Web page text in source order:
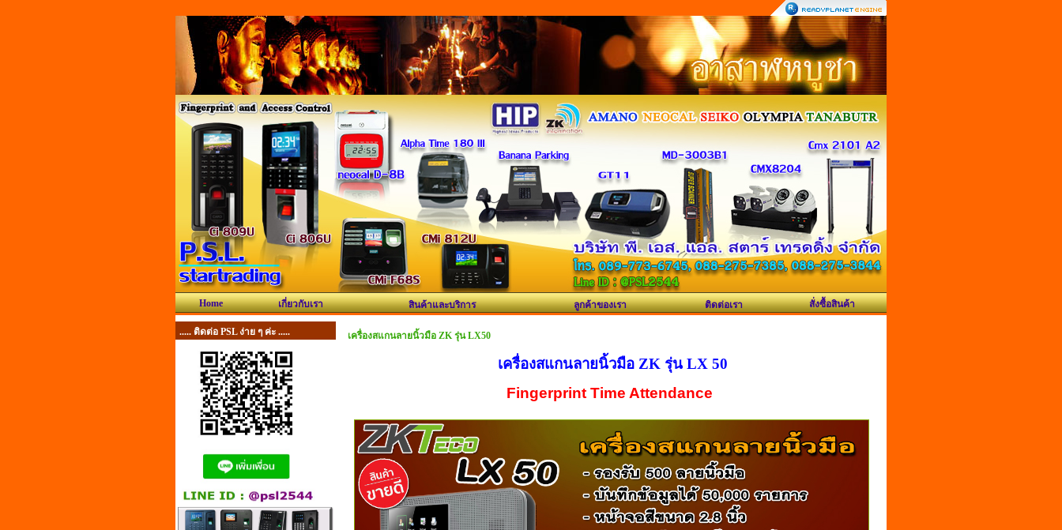
Home เกี่ยวกับเรา สินค้าและบริการ ลูกค้าของเรา ติดต่อเรา สั่งซื้อสินค้า
..... ติดต่อ PSL ง่าย ๆ ค่ะ ..... เครื่องสแกนลายนิ้วมือ ZK รุ่น LX50
เครื่องสแกนลายนิ้วมือ ZK รุ่น LX 50
Fingerprint Time Attendance